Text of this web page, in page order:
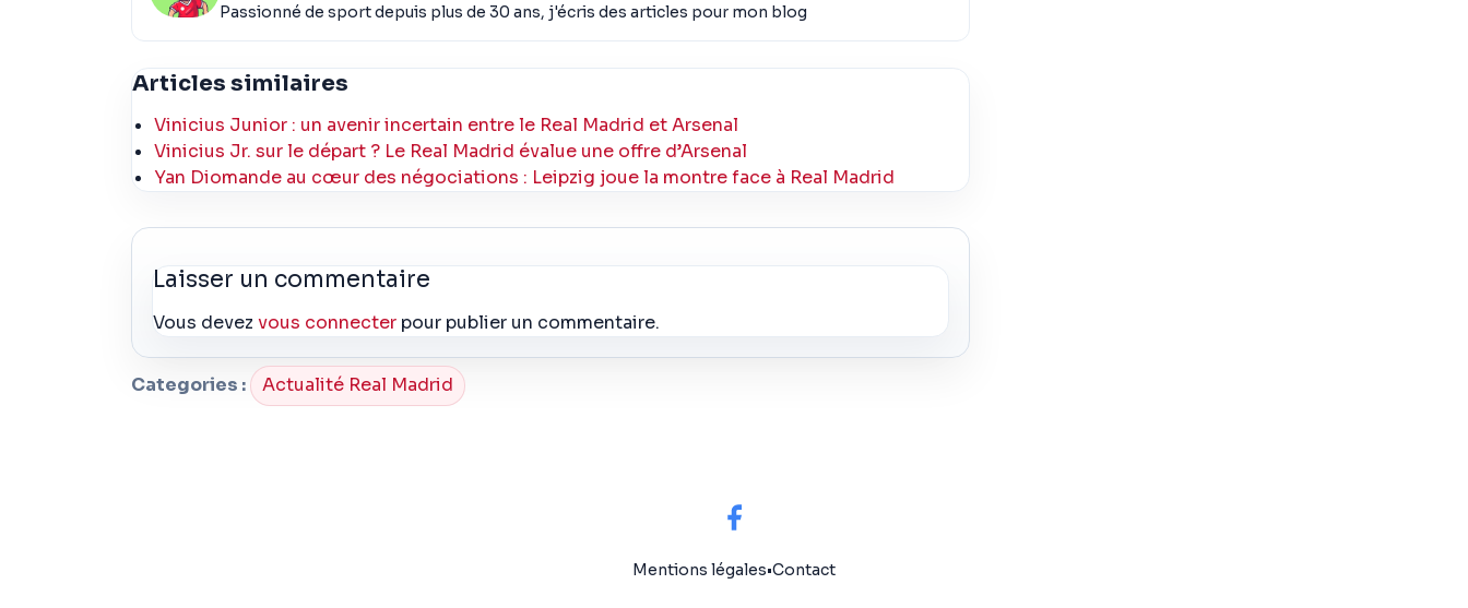
Passionné de sport depuis plus de 30 ans, j'écris des articles pour mon blog
Articles similaires
Vinicius Junior : un avenir incertain entre le Real Madrid et Arsenal
Vinicius Jr. sur le départ ? Le Real Madrid évalue une offre d’Arsenal
Yan Diomande au cœur des négociations : Leipzig joue la montre face à Real Madrid
Laisser un commentaire
Vous devezvous connecter pour publier un commentaire.
Categories : Actualité Real Madrid
Mentions légales•Contact